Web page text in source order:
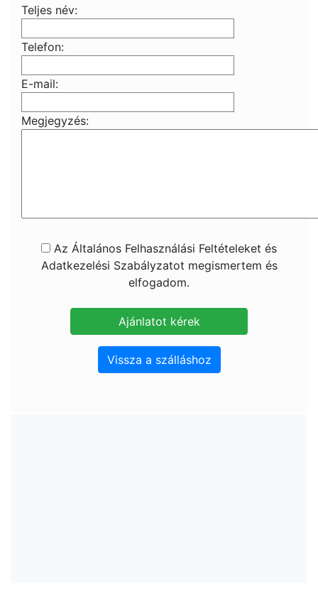
Teljes név:
Telefon:
E-mail:
Megjegyzés:
Az Általános Felhasználási Feltételeket és
Adatkezelési Szabályzatot megismertem és
elfogadom.
Vissza a szálláshoz